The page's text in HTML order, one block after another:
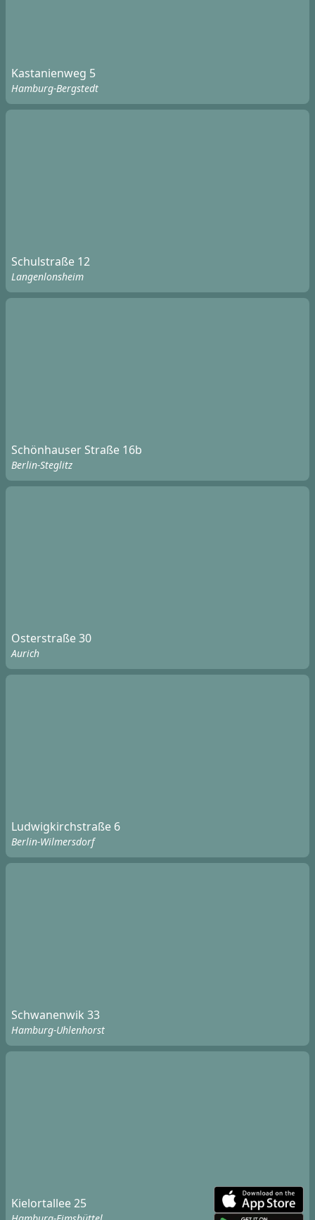
Kastanienweg 5
Hamburg-Bergstedt
Schulstraße 12
Langenlonsheim
Schönhauser Straße 16b
Berlin-Steglitz
Osterstraße 30
Aurich
Ludwigkirchstraße 6
Berlin-Wilmersdorf
Schwanenwik 33
Hamburg-Uhlenhorst
Kielortallee 25